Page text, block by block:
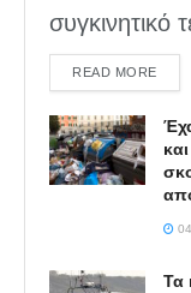
συγκινητικό
READ MORE
Τα